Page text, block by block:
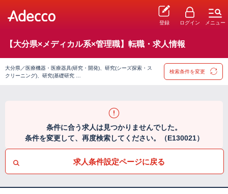
登録 ログイン メニュー
【大分県×メディカル系×管理職】転職・求人情報
大分県／医療機器・医療器具(研究・開発)、研究(シーズ探索・ス
クリーニング)、研究(基礎研究 …
検索条件を変更
条件に合う求人は見つかりませんでした。
条件を変更して、再度検索してください。（E130021）
求人条件設定ページに戻る